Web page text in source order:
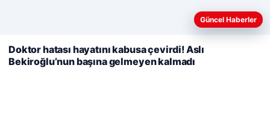
Web sitemizi nasıl kullandığınızı daha iyi anlayabilmek,
kullanıyoruz.
Çerez Politikamız
Reddet Kabul Et
Güncel Haberler
Doktor hatası hayatını kabusa çevirdi! Aslı
Bekiroğlu’nun başına gelmeyen kalmadı